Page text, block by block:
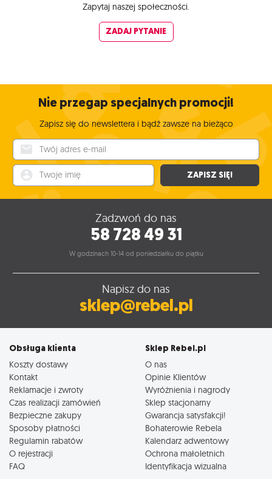
Zapytaj naszej społeczności.
ZADAJ PYTANIE
Nie przegap specjalnych promocji!
Zapisz się do newslettera i bądź zawsze na bieżąco
ZAPISZ SIĘ!
Zadzwoń do nas
58 728 49 31
W godzinach 10-14 od poniedziałku do piątku
Napisz do nas
sklep@rebel.pl
Obsługa klienta
Koszty dostawy
Kontakt
Reklamacje i zwroty
Czas realizacji zamówień
Bezpieczne zakupy
Sposoby płatności
Regulamin rabatów
O rejestracji
FAQ
Sklep Rebel.pl
O nas
Opinie Klientów
Wyróżnienia i nagrody
Sklep stacjonarny
Gwarancja satysfakcji!
Bohaterowie Rebela
Kalendarz adwentowy
Ochrona małoletnich
Identyfikacja wizualna